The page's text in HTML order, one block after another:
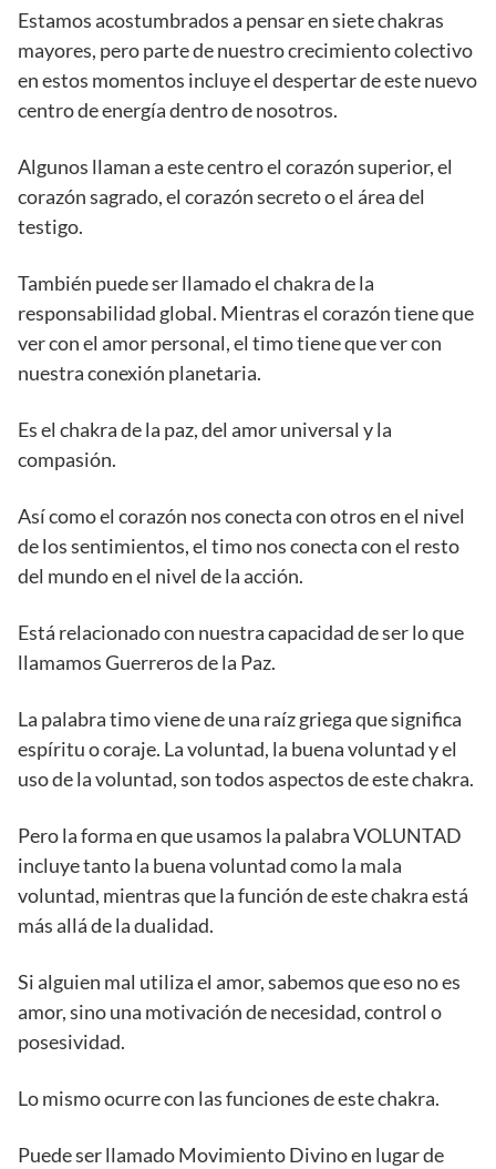
Estamos acostumbrados a pensar en siete chakras
mayores, pero parte de nuestro crecimiento colectivo
en estos momentos incluye el despertar de este nuevo
centro de energía dentro de nosotros.
Algunos llaman a este centro el corazón superior, el
corazón sagrado, el corazón secreto o el área del
testigo.
También puede ser llamado el chakra de la
responsabilidad global. Mientras el corazón tiene que
ver con el amor personal, el timo tiene que ver con
nuestra conexión planetaria.
Es el chakra de la paz, del amor universal y la
compasión.
Así como el corazón nos conecta con otros en el nivel
de los sentimientos, el timo nos conecta con el resto
del mundo en el nivel de la acción.
Está relacionado con nuestra capacidad de ser lo que
llamamos Guerreros de la Paz.
La palabra timo viene de una raíz griega que significa
espíritu o coraje. La voluntad, la buena voluntad y el
uso de la voluntad, son todos aspectos de este chakra.
Pero la forma en que usamos la palabra VOLUNTAD
incluye tanto la buena voluntad como la mala
voluntad, mientras que la función de este chakra está
más allá de la dualidad.
Si alguien mal utiliza el amor, sabemos que eso no es
amor, sino una motivación de necesidad, control o
posesividad.
Lo mismo ocurre con las funciones de este chakra.
Puede ser llamado Movimiento Divino en lugar de